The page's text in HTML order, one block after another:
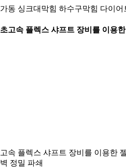
동 싱크대막힘 하수구막힘 다이어
고속 플렉스 샤프트 장비를 이용
속 플렉스 샤프트 장비를 이용한
정밀 파쇄